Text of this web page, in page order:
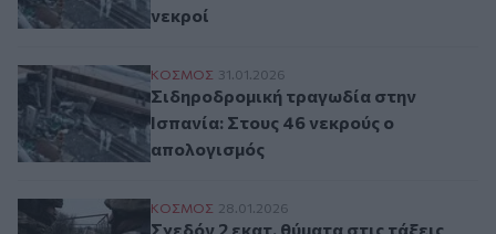
νεκροί
Σιδηροδρομική τραγωδία στην Ισπανία:
ΚΟΣΜΟΣ 31.01.2026
Σιδηροδρομική τραγωδία στην
Ισπανία: Στους 46 νεκρούς ο
απολογισμός
Σχεδόν 2 εκατ. θύματα στις τάξεις των
ΚΟΣΜΟΣ 28.01.2026
Σχεδόν 2 εκατ. θύματα στις τάξεις